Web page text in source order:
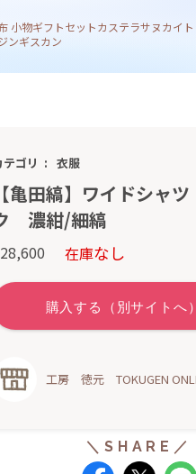
小物ギフトセットカステラサヌカイト
ンギスカン
テゴリ 衣服
【亀田縞】ワイドシャ
濃紺/細縞
28,600 在庫なし
工房 徳元 TOKUGEN